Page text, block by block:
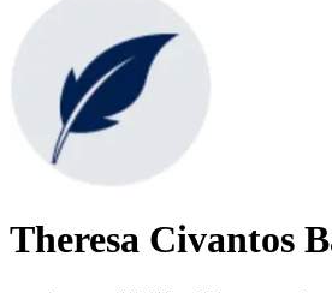
Theresa Civantos